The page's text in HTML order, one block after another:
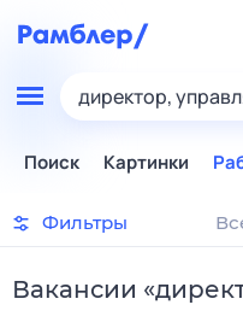
директор,
Поиск Картинки
Фильтры
Вакансии «